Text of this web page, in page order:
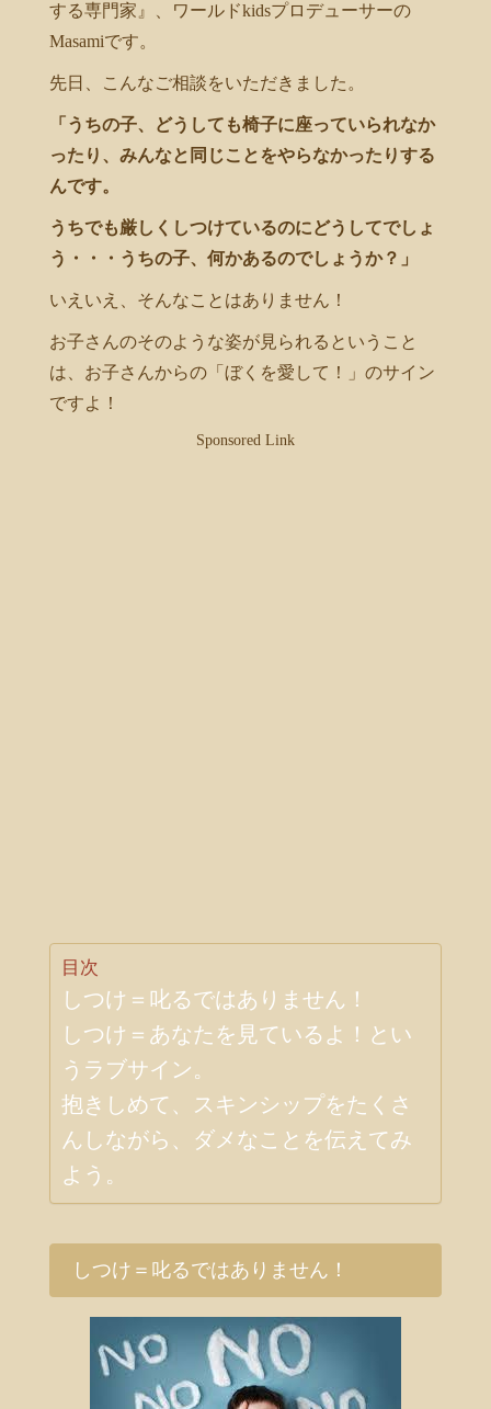
する専門家』、ワールドkidsプロデューサーの
Masamiです。
先日、こんなご相談をいただきました。
「うちの子、どうしても椅子に座っていられなか
ったり、みんなと同じことをやらなかったりする
んです。
うちでも厳しくしつけているのにどうしてでしょ
う・・・うちの子、何かあるのでしょうか？」
いえいえ、そんなことはありません！
お子さんのそのような姿が見られるということ
は、お子さんからの「ぼくを愛して！」のサイン
ですよ！
Sponsored Link
目次
しつけ＝叱るではありません！
しつけ＝あなたを見ているよ！とい
うラブサイン。
抱きしめて、スキンシップをたくさ
んしながら、ダメなことを伝えてみ
よう。
しつけ＝叱るではありません！